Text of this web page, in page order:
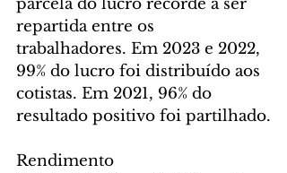
parcela do lucro recorde a ser
repartida entre os
trabalhadores. Em 2023 e 2022,
99% do lucro foi distribuído aos
cotistas. Em 2021, 96% do
resultado positivo foi partilhado.
Rendimento